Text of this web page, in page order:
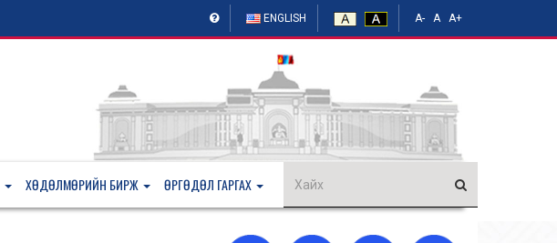
ENGLISH A- A A+
ХӨДӨЛМӨРИЙН БИРЖ ӨРГӨДӨЛ ГАРГАХ